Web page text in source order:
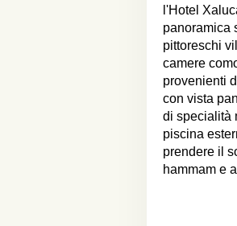
l'Hotel
panoramica
pittoreschi
camere
provenienti
con vista
di specialità
piscina
prendere il
hammam e